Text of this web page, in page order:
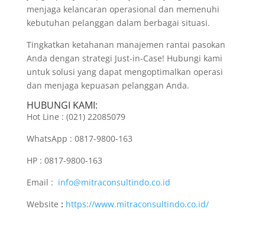
menjaga kelancaran operasional dan memenuhi
kebutuhan pelanggan dalam berbagai situasi.
Tingkatkan ketahanan manajemen rantai pasokan
Anda dengan strategi Just-in-Case! Hubungi kami
untuk solusi yang dapat mengoptimalkan operasi
dan menjaga kepuasan pelanggan Anda.
HUBUNGI KAMI:
Hot Line : (021) 22085079
WhatsApp : 0817-9800-163
HP : 0817-9800-163
Email : info@mitraconsultindo.co.id
Website : https://www.mitraconsultindo.co.id/